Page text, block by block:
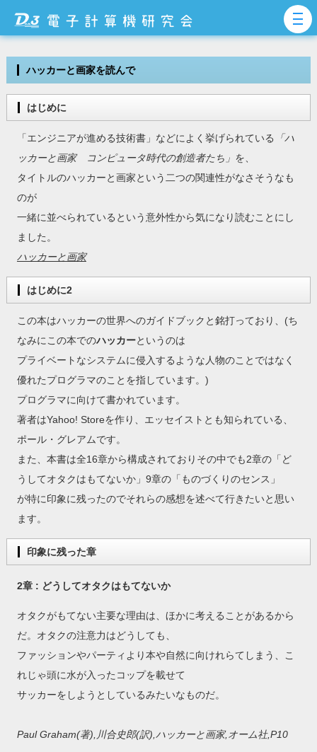
ハッカーと画家を読んで
はじめに
「エンジニアが進める技術書」などによく挙げられている
「ハ
ッカーと画家 コンピュータ時代の創造者たち」 を、
タイトルのハッカーと画家という二つの関連性がなさそうなも
のが
一緒に並べられているという意外性から気になり読むことにし
ました。
ハッカーと画家
はじめに2
この本はハッカーの世界へのガイドブックと銘打っており、(ち
なみにこの本でのハッカーというのは
プライベートなシステムに侵入するような人物のことではなく
優れたプログラマのことを指しています。)
プログラマに向けて書かれています。
著者はYahoo! Storeを作り、エッセイストとも知られている、
ポール・グレアムです。
また、本書は全16章から構成されておりその中でも2章の「ど
うしてオタクはもてないか」9章の「ものづくりのセンス」
が特に印象に残ったのでそれらの感想を述べて行きたいと思い
ます。
印象に残った章
2章 : どうしてオタクはもてないか
オタクがもてない主要な理由は、ほかに考えることがあるから
だ。オタクの注意力はどうしても、
ファッションやパーティより本や自然に向けれらてしまう、こ
れじゃ頭に水が入ったコップを載せて
サッカーをしようとしているみたいなものだ。
Paul Graham(著),川合史郎(訳),ハッカーと画家,オーム社,P10